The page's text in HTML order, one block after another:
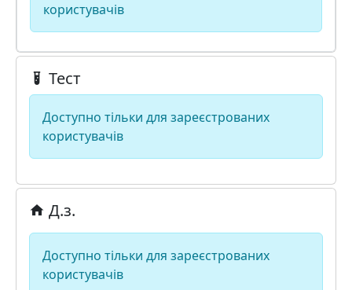
користувачів
Тест
Доступно тільки для зареєстрованих
користувачів
Д.з.
Доступно тільки для зареєстрованих
користувачів